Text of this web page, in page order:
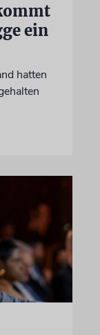
ein
hatten